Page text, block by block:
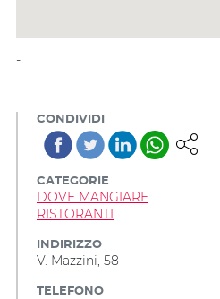
-
CONDIVIDI
CATEGORIE
DOVE MANGIARE
RISTORANTI
INDIRIZZO
V. Mazzini, 58
TELEFONO